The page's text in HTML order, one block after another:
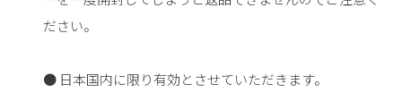
ださい。
● 日本国内に限り有効とさせていただきます。